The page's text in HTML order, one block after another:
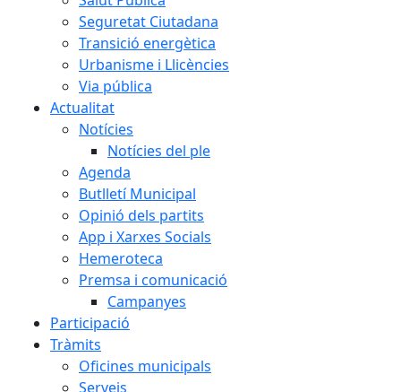
Seguretat Ciutadana
Transició energètica
Urbanisme i Llicències
Via pública
Actualitat
Notícies
Notícies del ple
Agenda
Butlletí Municipal
Opinió dels partits
App i Xarxes Socials
Hemeroteca
Premsa i comunicació
Campanyes
Participació
Tràmits
Oficines municipals
Serveis